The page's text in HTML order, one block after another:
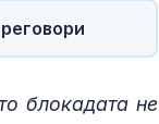
блокадата не